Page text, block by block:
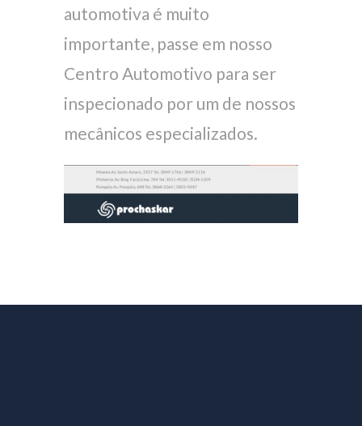
automotiva é muito
importante, passe em nosso
Centro Automotivo para ser
inspecionado por um de nossos
mecânicos especializados.